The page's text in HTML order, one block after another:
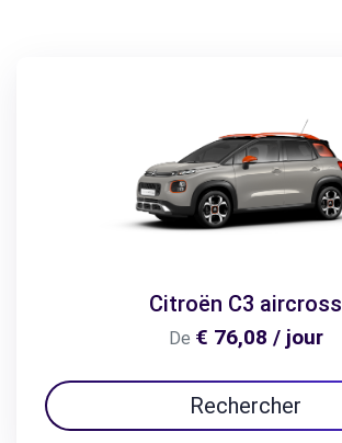
Citroën C3 aircross
De € 76,08 / jour
Rechercher